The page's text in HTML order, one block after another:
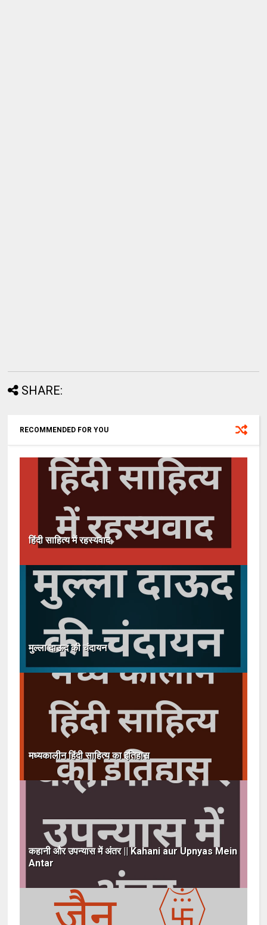
SHARE:
RECOMMENDED FOR YOU
हिंदी साहित्य में रहस्यवाद
मुल्ला दाऊद की चंदायन
मध्यकालीन हिंदी साहित्य का इतिहास
कहानी और उपन्यास में अंतर || Kahani aur Upnyas Mein
Antar